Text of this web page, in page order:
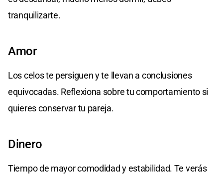
tranquilizarte.
Amor
Los celos te persiguen y te llevan a conclusiones
equivocadas. Reflexiona sobre tu comportamiento si
quieres conservar tu pareja.
Dinero
Tiempo de mayor comodidad y estabilidad. Te verás